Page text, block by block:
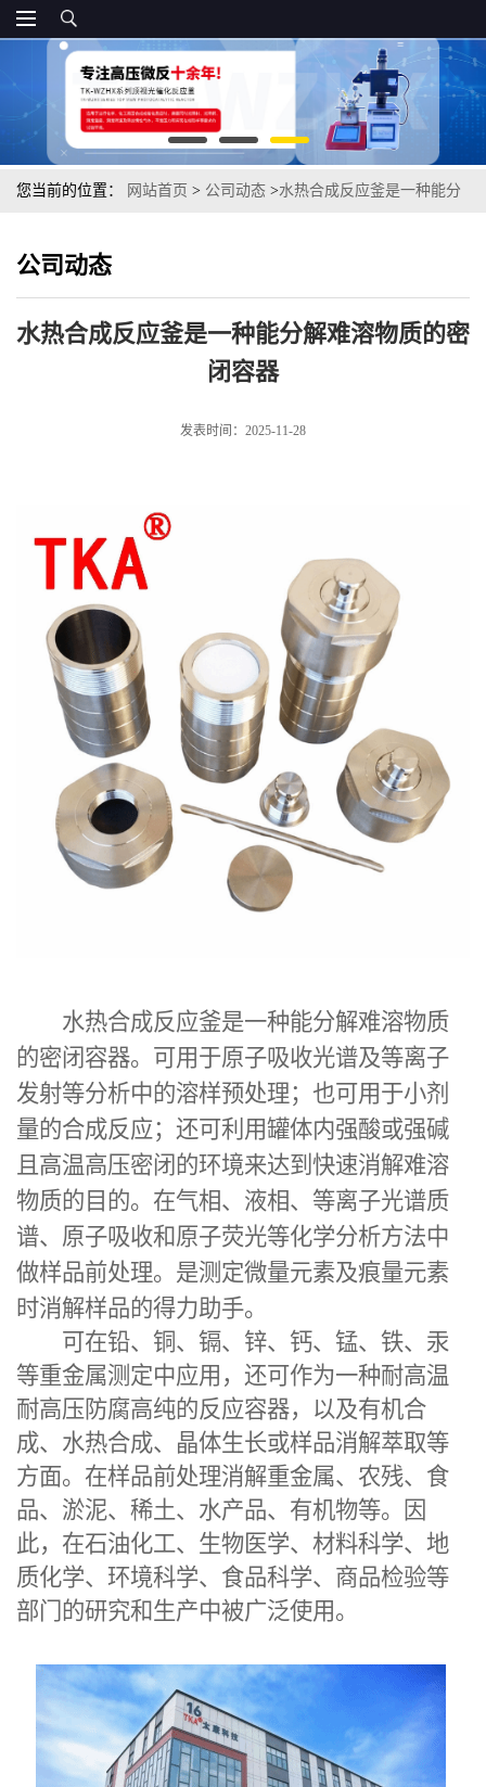
您当前的位置： 网站首页 > 公司动态 >水热合成反应釜是一种能分
公司动态
水热合成反应釜是一种能分解难溶物质的密
闭容器
发表时间：2025-11-28
水热合成反应釜是一种能分解难溶物质
的密闭容器。可用于原子吸收光谱及等离子
发射等分析中的溶样预处理；也可用于小剂
量的合成反应；还可利用罐体内强酸或强碱
且高温高压密闭的环境来达到快速消解难溶
物质的目的。在气相、液相、等离子光谱质
谱、原子吸收和原子荧光等化学分析方法中
做样品前处理。是测定微量元素及痕量元素
时消解样品的得力助手。
可在铅、铜、镉、锌、钙、锰、铁、汞
等重金属测定中应用，还可作为一种耐高温
耐高压防腐高纯的反应容器，以及有机合
成、水热合成、晶体生长或样品消解萃取等
方面。在样品前处理消解重金属、农残、食
品、淤泥、稀土、水产品、有机物等。因
此，在石油化工、生物医学、材料科学、地
质化学、环境科学、食品科学、商品检验等
部门的研究和生产中被广泛使用。